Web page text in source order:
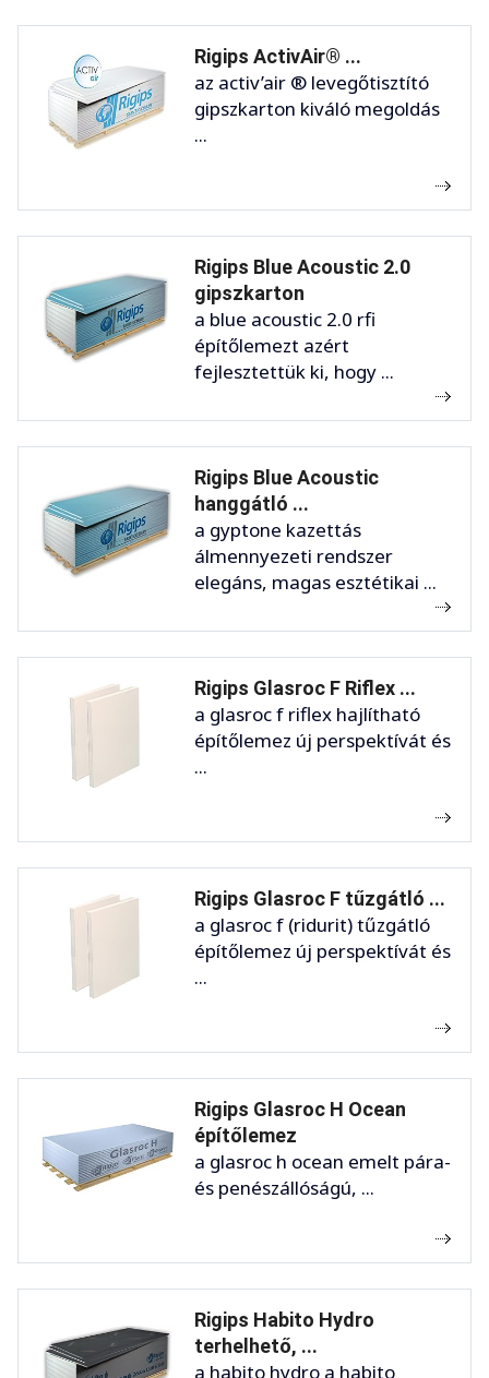
Rigips ActivAir® ...
az activ’air ® levegőtisztító
gipszkarton kiváló megoldás
...
Rigips Blue Acoustic 2.0
gipszkarton
a blue acoustic 2.0 rfi
építőlemezt azért
fejlesztettük ki, hogy ...
Rigips Blue Acoustic
hanggátló ...
a gyptone kazettás
álmennyezeti rendszer
elegáns, magas esztétikai ...
Rigips Glasroc F Riflex ...
a glasroc f riflex hajlítható
építőlemez új perspektívát és
...
Rigips Glasroc F tűzgátló ...
a glasroc f (ridurit) tűzgátló
építőlemez új perspektívát és
...
Rigips Glasroc H Ocean
építőlemez
a glasroc h ocean emelt pára-
és penészállóságú, ...
Rigips Habito Hydro
terhelhető, ...
a habito hydro a habito